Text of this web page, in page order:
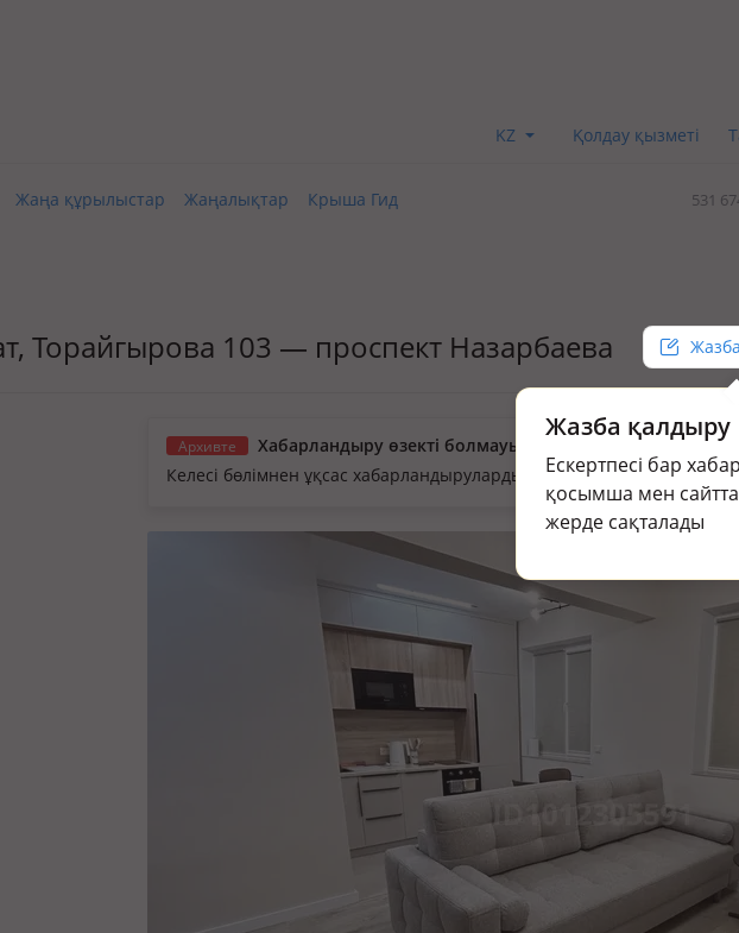
KZ Қолдау қызметі
Жаңа құрылыстар Жаңалықтар Крыша Гид 531
Торайгырова 103 — проспект Назарбаева
Жазба қалдыру
Ескертпесі бар
қосымша мен
жерде сақталады
Архивте
Хабарландыру өзекті болмауы мүмкін.
Келесі бөлімнен ұқсас хабарландыруларды қараңыз: Пәтер жалға